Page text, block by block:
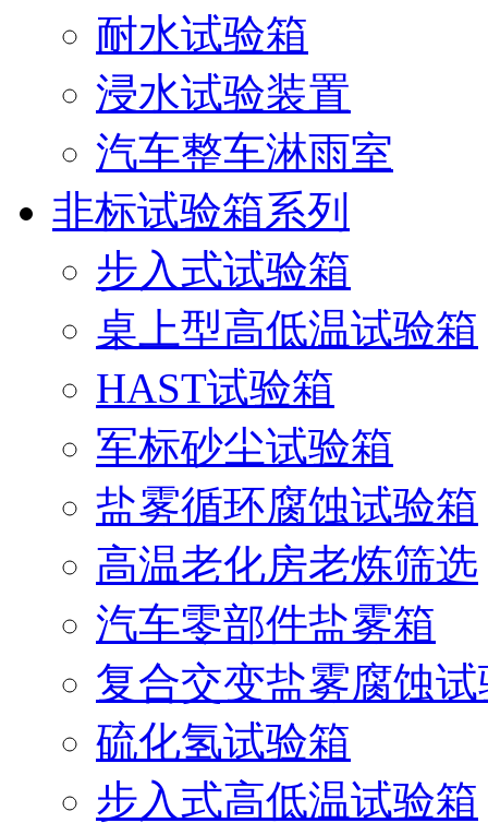
耐水试验箱
浸水试验装置
汽车整车淋雨室
非标试验箱系列
步入式试验箱
桌上型高低温试验箱
HAST试验箱
军标砂尘试验箱
盐雾循环腐蚀试验箱
高温老化房老炼筛选
汽车零部件盐雾箱
复合交变盐雾腐蚀
硫化氢试验箱
步入式高低温试验箱